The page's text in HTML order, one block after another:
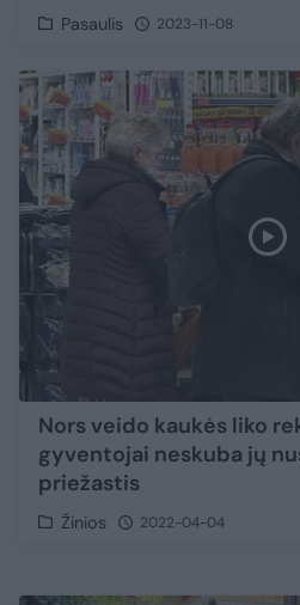
Pasaulis 2023-11-08
Nors veido kaukės liko
gyventojai neskuba jų
priežastis
Žinios 2022-04-04